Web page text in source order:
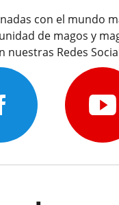
con el mundo
de magos y
nuestras Redes